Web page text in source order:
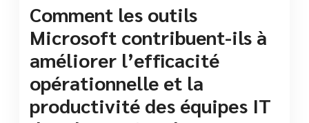
Comment les outils
Microsoft contribuent-ils à
améliorer l’efficacité
opérationnelle et la
productivité des équipes IT